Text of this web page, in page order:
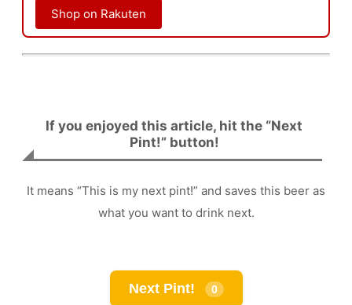
Shop on Rakuten
If you enjoyed this article, hit the “Next
Pint!” button!
It means “This is my next pint!” and saves this beer as
what you want to drink next.
Next Pint! 0